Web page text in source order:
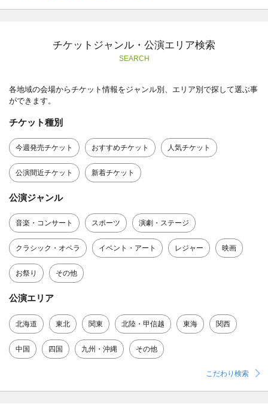
チケットジャンル・公演エリア検索
SEARCH
各地域の会場からチケット情報をジャンル別、エリア別で探して選ぶ事
ができます。
チケット種別
今週発売チケット おすすめチケット 人気チケット
公演間近チケット 新着チケット
公演ジャンル
音楽・コンサート スポーツ 演劇・ステージ
クラシック・オペラ イベント・アート レジャー 映画
お祭り その他
公演エリア
北海道 東北 関東 北陸・甲信越 東海 関西
中国 四国 九州・沖縄 その他
こだわり検索